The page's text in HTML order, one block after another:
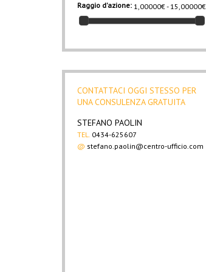
Raggio d'azione: 1,00000€ - 15,00000€
CONTATTACI OGGI STESSO PER
UNA CONSULENZA GRATUITA
STEFANO PAOLIN
TEL.
0434-625607
@ stefano.paolin@centro-ufficio.com